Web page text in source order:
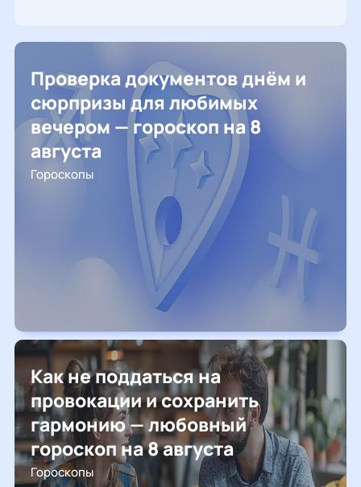
Проверка документов днём и
сюрпризы для любимых
вечером — гороскоп на 8
августа
Гороскопы
Как не поддаться на
провокации и сохранить
гармонию — любовный
гороскоп на 8 августа
Гороскопы